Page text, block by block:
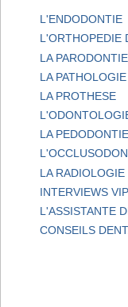
L'ENDODONTIE
L'ORTHOPEDIE
LA
LA
LA PROTHESE
LA PEDODONTIE
LA RADIOLOGIE
INTERVIEWS VIP
L'ASSISTANTE
CONSEILS